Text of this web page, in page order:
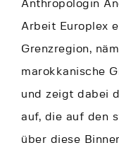
Anthropologin
Arbeit Europlex
Grenzregion,
marokkanische
und zeigt dabei
auf, die auf den
über diese